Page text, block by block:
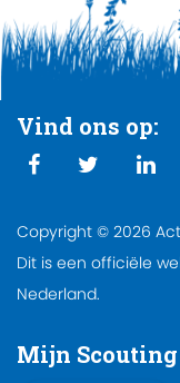
Vind ons op:
Copyright © 2026
Dit is een officiële
Nederland.
Mijn Scouting